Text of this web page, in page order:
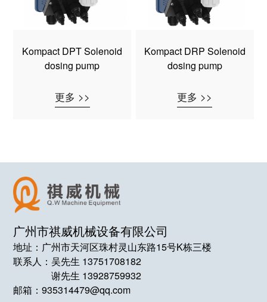
Kompact DPT Solenoid
dosing pump
更多 >>
Kompact DRP Solenoid
dosing pump
更多 >>
广州市祺威机械设备有限公司
地址：广州市天河区珠村灵山东路15号K栋三楼
联系人：吴先生 13751708182
谢先生 13928759932
邮箱：935314479@qq.com